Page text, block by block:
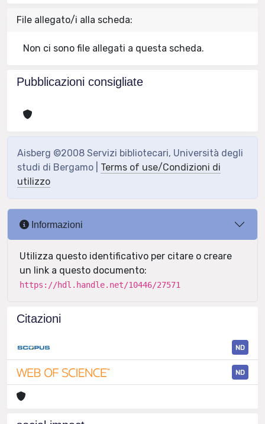
File allegato/i alla scheda:
Non ci sono file allegati a questa scheda.
Pubblicazioni consigliate
Aisberg ©2008 Servizi bibliotecari, Università degli
studi di Bergamo | Terms of use/Condizioni di
utilizzo
Informazioni
Utilizza questo identificativo per citare o creare
un link a questo documento:
https://hdl.handle.net/10446/27571
Citazioni
ND
ND